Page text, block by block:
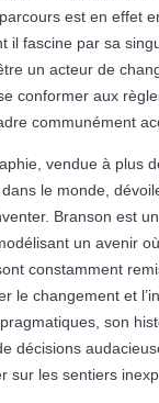
est en effet
il fascine par sa
un acteur de
conformer aux
communément
vendue à plus
dans le monde,
Branson est
un avenir
constamment
le changement et
son
décisions
sur les sentiers